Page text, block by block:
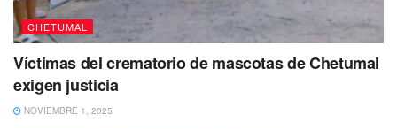
terracería al final de la avenida Erick Paolo Martínez, de
Chetumal.
La representación social especializada en homicidios
inició e integró la carpeta de investigación, en la que
incorporaron datos de prueba y la evidencia científica, por
CHETUMAL
Víctimas del crematorio de mascotas de Chetumal
exigen justicia
NOVIEMBRE 1, 2025